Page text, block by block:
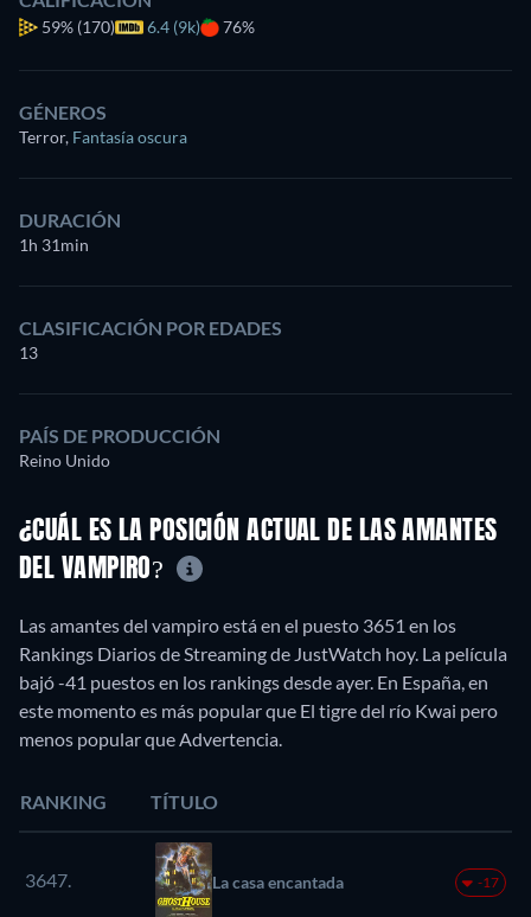
59% (170) 6.4 (9k) 76%
GÉNEROS
Terror, Fantasía oscura
DURACIÓN
1h 31min
CLASIFICACIÓN POR EDADES
13
PAÍS DE PRODUCCIÓN
Reino Unido
¿CUÁL ES LA POSICIÓN ACTUAL DE LAS AMANTES
DEL VAMPIRO?
Las amantes del vampiro está en el puesto 3651 en los
Rankings Diarios de Streaming de JustWatch hoy. La película
bajó -41 puestos en los rankings desde ayer. En España, en
este momento es más popular que El tigre del río Kwai pero
menos popular que Advertencia.
RANKING TÍTULO
3647. La casa encantada -17